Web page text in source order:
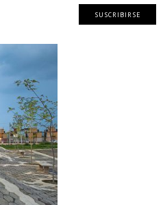
SUSCRIBIRSE